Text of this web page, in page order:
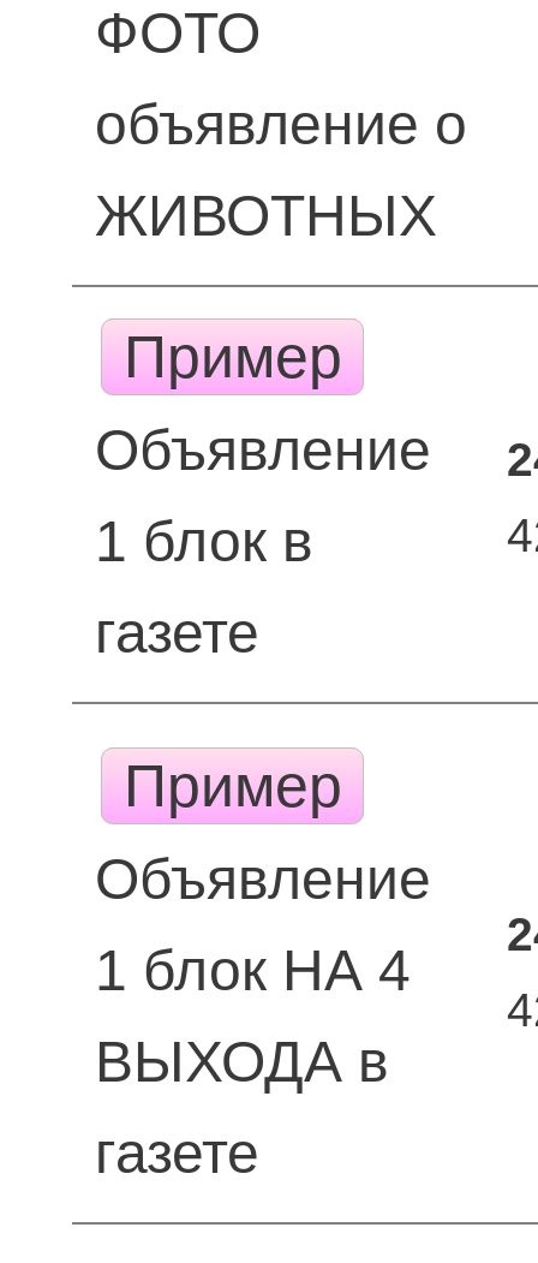
ФОТО
объявление о
ЖИВОТНЫХ
Пример
Объявление
1 блок в
газете
Пример
Объявление
1 блок НА 4
ВЫХОДА в
газете